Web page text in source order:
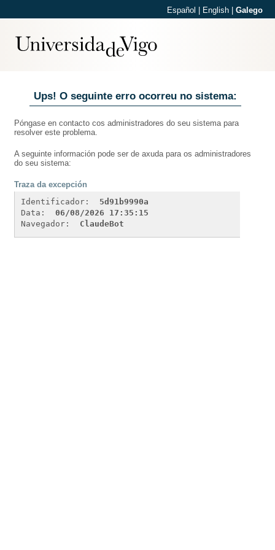
Español English Galego
Ups! O seguinte erro ocorreu no sistema:
Póngase en contacto cos administradores do seu sistema para
resolver este problema.
A seguinte información pode ser de axuda para os administradores
do seu sistema:
Traza da excepción
Identificador:
5d91b9990a
Data:
06/08/2026 17:35:15
Navegador:
ClaudeBot